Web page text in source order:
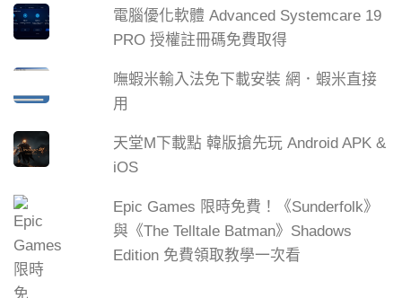
電腦優化軟體 Advanced Systemcare 19
PRO 授權註冊碼免費取得
嘸蝦米輸入法免下載安裝 網．蝦米直接
用
天堂M下載點 韓版搶先玩 Android APK &
iOS
Epic Games 限時免費！《Sunderfolk》
與《The Telltale Batman》Shadows
Edition 免費領取教學一次看